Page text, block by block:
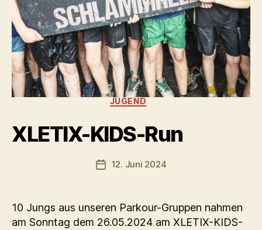
Kategorien JUGEND
XLETIX-KIDS-Run
Veröffentlichungsdatum
12. Juni 2024
10 Jungs aus unseren Parkour-Gruppen nahmen
am Sonntag dem 26.05.2024 am XLETIX-KIDS-